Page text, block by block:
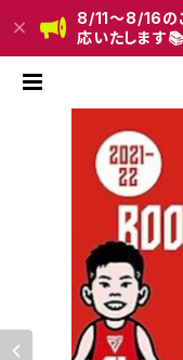
8/11〜8/16の
応いたします📚